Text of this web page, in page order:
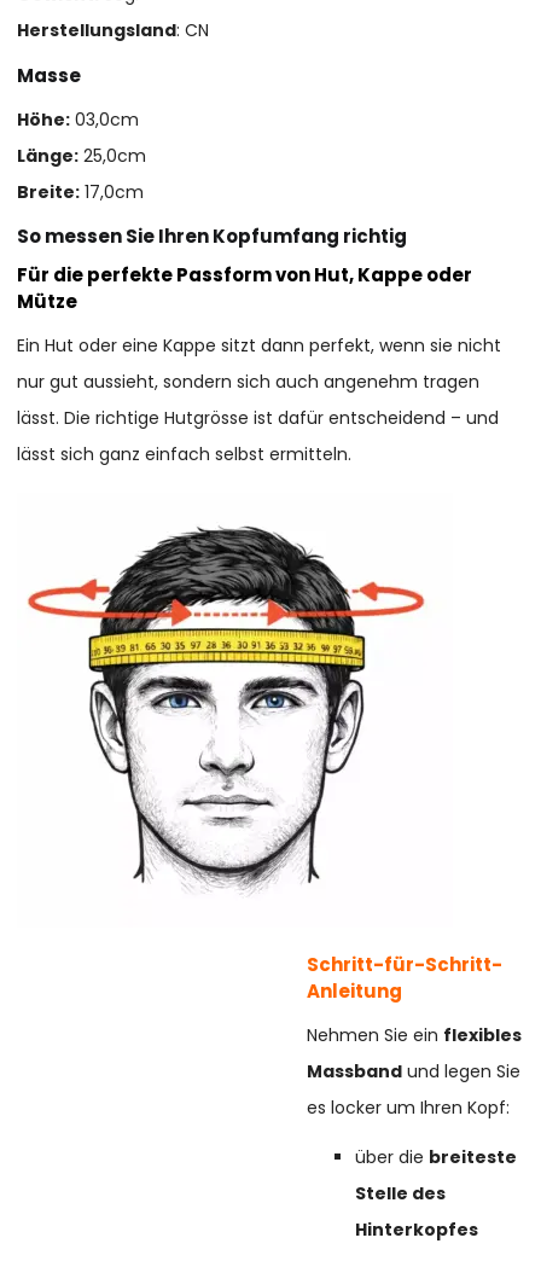
Herstellungsland: CN
Masse
Höhe: 03,0cm
Länge: 25,0cm
Breite: 17,0cm
So messen Sie Ihren Kopfumfang richtig
Für die perfekte Passform von Hut, Kappe oder
Mütze
Ein Hut oder eine Kappe sitzt dann perfekt, wenn sie nicht
nur gut aussieht, sondern sich auch angenehm tragen
lässt. Die richtige Hutgrösse ist dafür entscheidend – und
lässt sich ganz einfach selbst ermitteln.
Schritt-für-Schritt-
Anleitung
Nehmen Sie ein flexibles
Massband und legen Sie
es locker um Ihren Kopf:
über die breiteste
Stelle des
Hinterkopfes